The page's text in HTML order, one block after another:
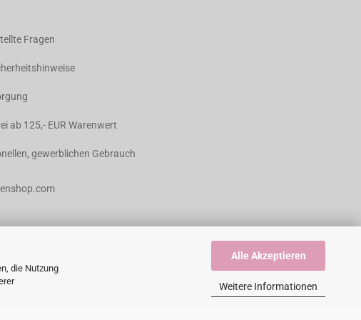
die Nutzung
Alle Akzeptieren
Weitere Informationen
Fragen
ab 125,- EUR Warenwert
gewerblichen Gebrauch